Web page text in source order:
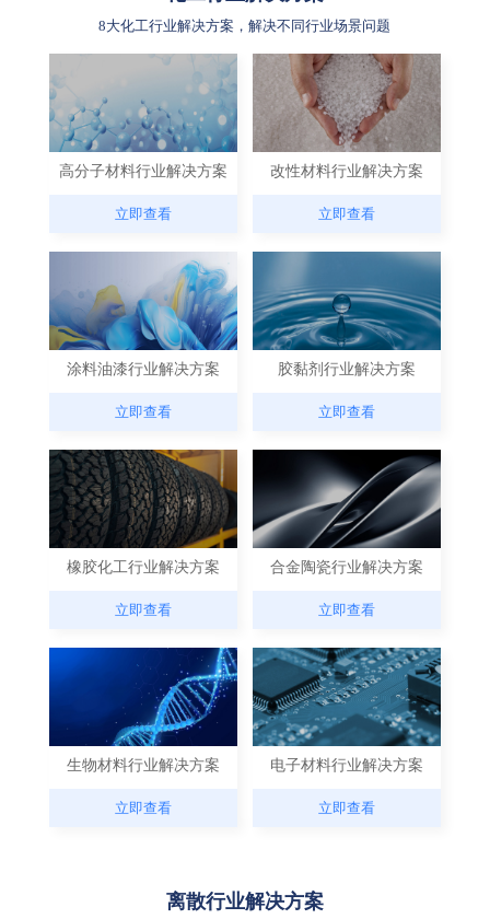
8大化工行业解决方案，解决不同行业场景问题
高分子材料行业解决方案
立即查看
改性材料行业解决方案
立即查看
涂料油漆行业解决方案
立即查看
胶黏剂行业解决方案
立即查看
橡胶化工行业解决方案
立即查看
合金陶瓷行业解决方案
立即查看
生物材料行业解决方案
立即查看
电子材料行业解决方案
立即查看
离散行业解决方案